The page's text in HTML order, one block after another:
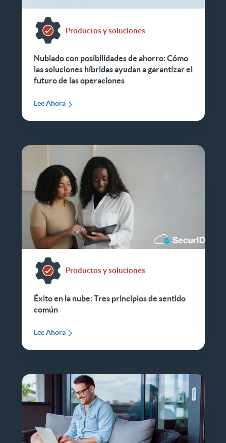
Productos y soluciones
Nublado con posibilidades de ahorro: Cómo
las soluciones híbridas ayudan a garantizar el
futuro de las operaciones
Lee Ahora
Productos y soluciones
Éxito en la nube: Tres principios de sentido
común
Lee Ahora